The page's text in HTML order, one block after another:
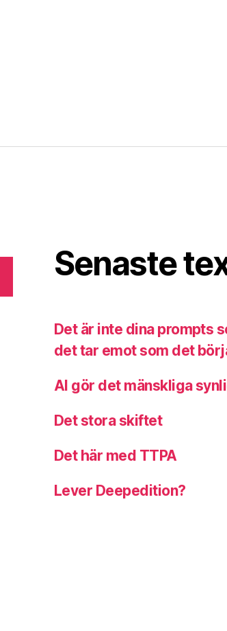
Senaste
Det är inte dina prompts
det tar emot som det
AI gör det mänskliga
Det stora skiftet
Det här med TTPA
Lever Deepedition?